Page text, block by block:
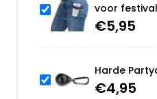
voor
€5,95
Harde
€4,95